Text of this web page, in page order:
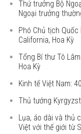
Thứ trưởng Bộ
Ngoại trưởng
Phó Chủ tịch
California, Hoa Kỳ
Tổng Bí thư Tô
Hoa Kỳ
Kinh tế Việt Nam:
Thủ tướng
Lụa, áo dài và thủ
Việt với thế giới từ